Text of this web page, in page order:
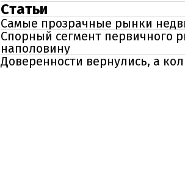
Статьи
Самые прозрачные рынки
Спорный сегмент первичного
наполовину
Доверенности вернулись, а